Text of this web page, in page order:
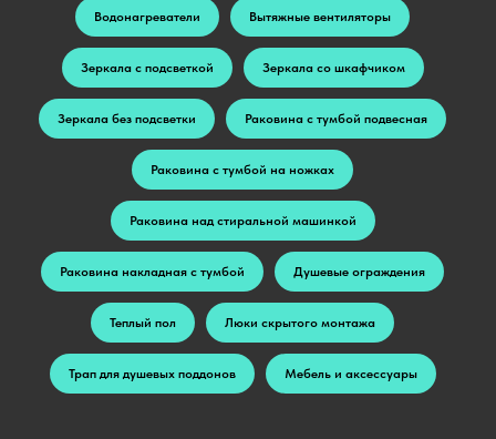
Водонагреватели Вытяжные вентиляторы
Зеркала с подсветкой Зеркала со шкафчиком
Зеркала без подсветки Раковина с тумбой подвесная
Раковина с тумбой на ножках
Раковина над стиральной машинкой
Раковина накладная с тумбой Душевые ограждения
Теплый пол Люки скрытого монтажа
Трап для душевых поддонов Мебель и аксессуары